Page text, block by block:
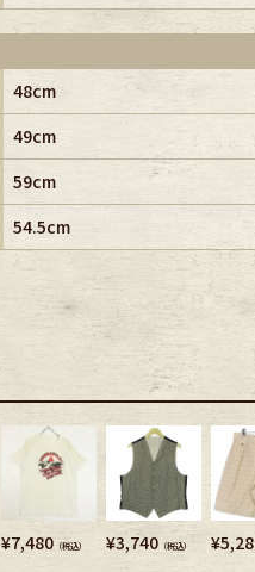
48cm
49cm
59cm
54.5cm
¥7,480 （税込） ¥3,740 （税込） ¥